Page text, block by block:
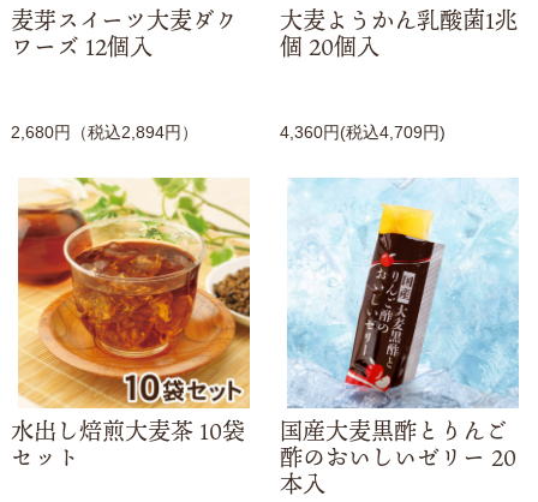
麦芽スイーツ大麦ダク
ワーズ 12個入
2,680円（税込2,894円）
大麦ようかん乳酸菌1兆
個 20個入
4,360円(税込4,709円)
水出し焙煎大麦茶 10袋
セット
国産大麦黒酢とりんご
酢のおいしいゼリー 20
本入